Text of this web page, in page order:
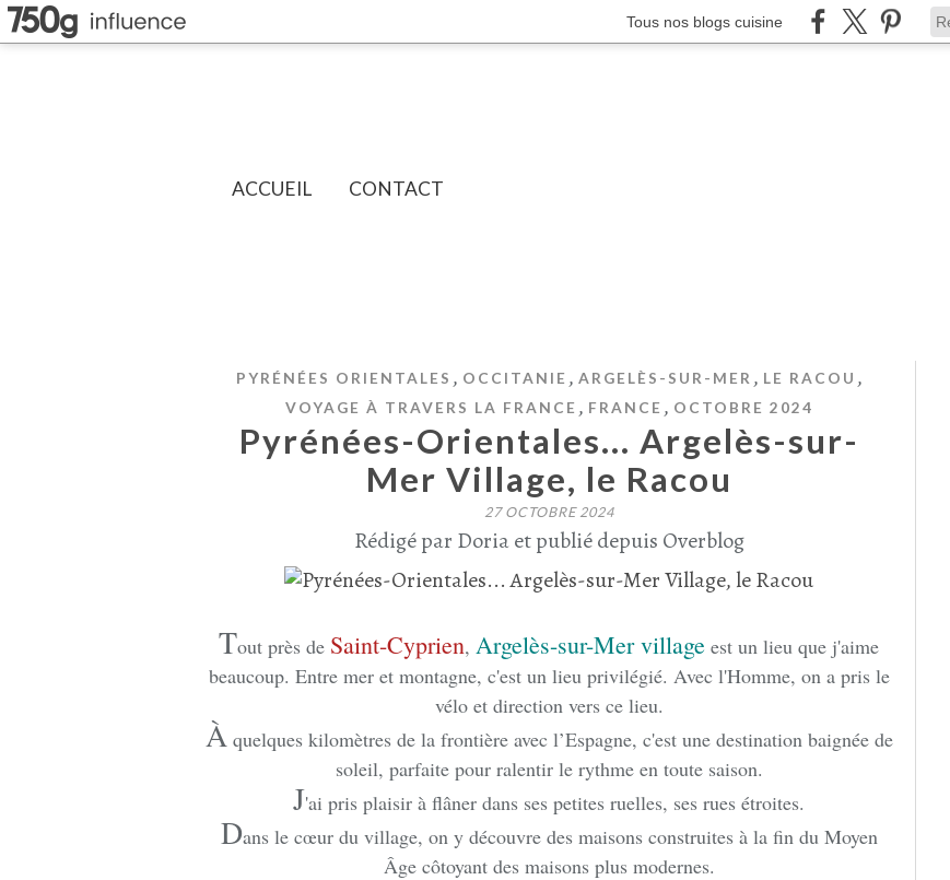
Tous nos blogs cuisine
ACCUEIL CONTACT
PYRÉNÉES ORIENTALES , OCCITANIE , ARGELÈS-SUR-MER , LE RACOU ,
VOYAGE À TRAVERS LA FRANCE , FRANCE , OCTOBRE 2024
Pyrénées-Orientales... Argelès-sur-
Mer Village, le Racou
27 OCTOBRE 2024
Rédigé par Doria et publié depuis Overblog
Tout près de Saint-Cyprien, Argelès-sur-Mer village est un lieu que j'aime
beaucoup. Entre mer et montagne, c'est un lieu privilégié. Avec l'Homme, on a pris le
vélo et direction vers ce lieu.
Àquelques kilomètres de la frontière avec l’Espagne, c'est une destination baignée de
soleil, parfaite pour ralentir le rythme en toute saison.
J'ai pris plaisir à flâner dans ses petites ruelles, ses rues étroites.
Dans le cœur du village, on y découvre des maisons construites à la fin du Moyen
Âge côtoyant des maisons plus modernes.